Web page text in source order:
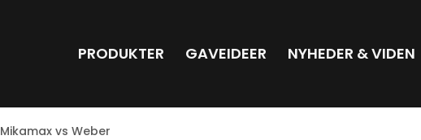
PRODUKTER GAVEIDEER NYHEDER & VIDEN
Mikamax vs Weber